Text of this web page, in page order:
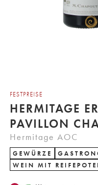
FESTPREISE
HERMITAGE
Hermitage AOC
GEWÜRZE
WEIN MIT